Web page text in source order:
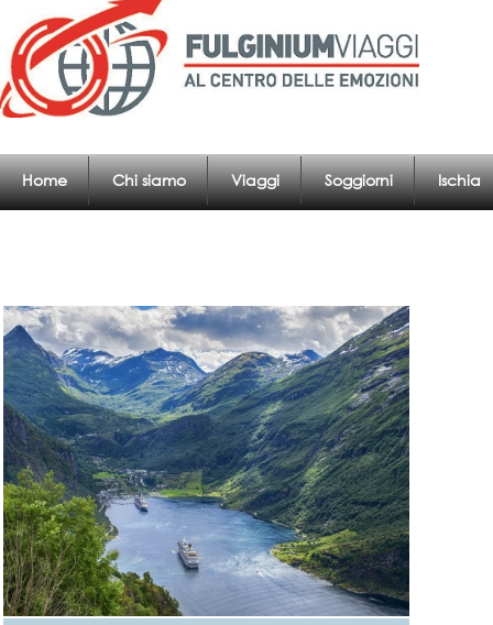
Home Chi siamo Viaggi Soggiorni Ischia